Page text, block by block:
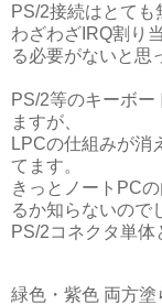
PS/2接続はとても
わざわざIRQ割り
る必要がないと思
PS/2等のキーボ
ますが、
LPCの仕組みが消
てます。
きっとノートPC
るか知らないので
PS/2コネクタ単体
緑色・紫色 両方塗